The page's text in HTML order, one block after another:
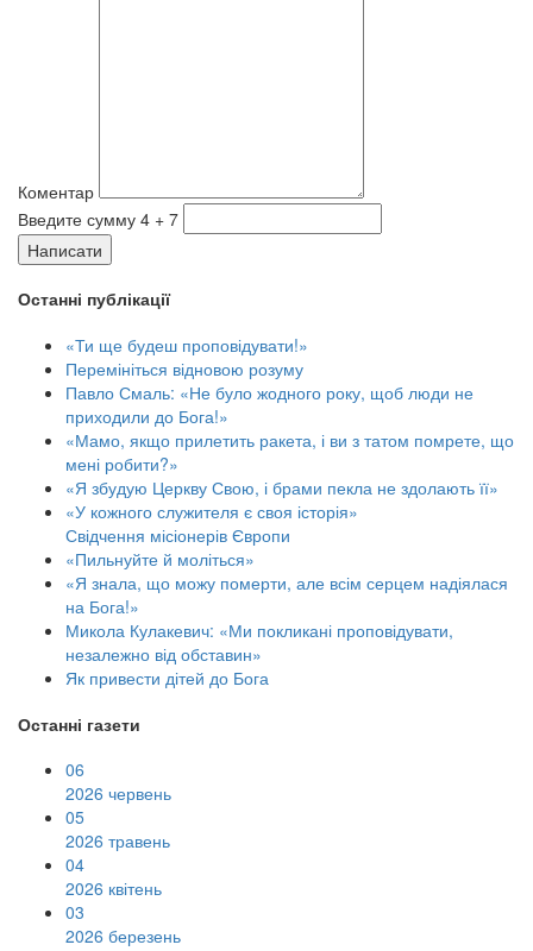
Коментар
Введите сумму 4 + 7
Написати
Останні публікації
«Ти ще будеш проповідувати!»
Перемініться відновою розуму
Павло Смаль: «Не було жодного року, щоб люди не
приходили до Бога!»
«Мамо, якщо прилетить ракета, і ви з татом помрете, що
мені робити?»
«Я збудую Церкву Свою, і брами пекла не здолають її»
«У кожного служителя є своя історія»
Свідчення місіонерів Європи
«Пильнуйте й моліться»
«Я знала, що можу померти, але всім серцем надіялася
на Бога!»
Микола Кулакевич: «Ми покликані проповідувати,
незалежно від обставин»
Як привести дітей до Бога
Останні газети
06
2026 червень
05
2026 травень
04
2026 квітень
03
2026 березень